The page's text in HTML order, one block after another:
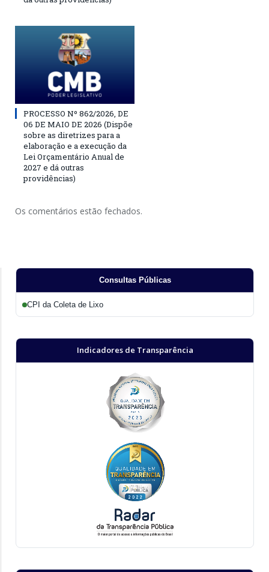
PROCESSO Nº 862/2026, DE
06 DE MAIO DE 2026 (Dispõe
sobre as diretrizes para a
elaboração e a execução da
Lei Orçamentário Anual de
2027 e dá outras
providências)
Os comentários estão fechados.
Consultas Públicas
CPI da Coleta de Lixo
Indicadores de Transparência